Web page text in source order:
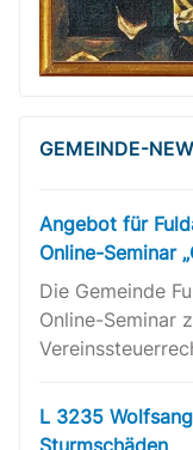
GEMEINDE-
Angebot für
Online-Seminar
Die Gemeinde
Online-Seminar
L 3235